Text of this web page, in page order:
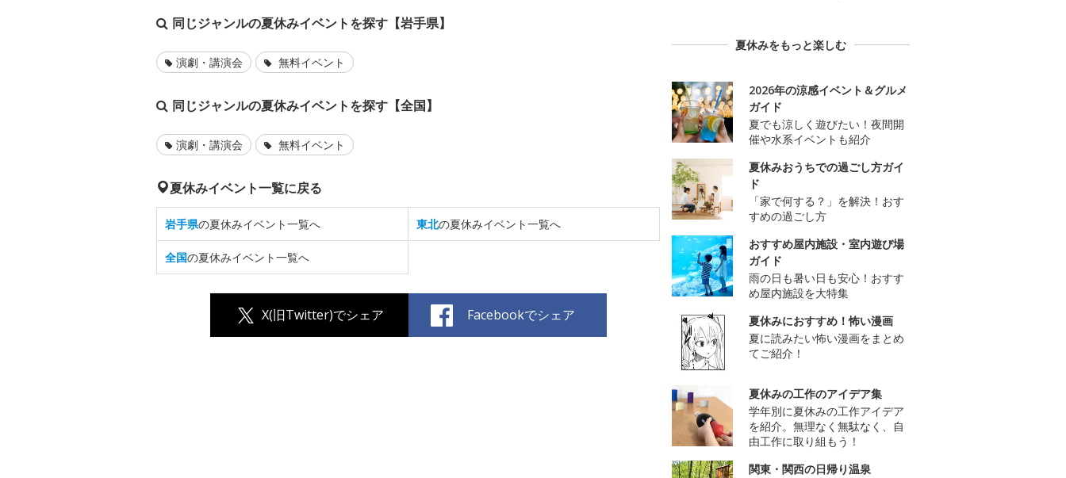
同じジャンルの夏休みイベントを探す【岩手県】
演劇・講演会 無料イベント
同じジャンルの夏休みイベントを探す【全国】
演劇・講演会 無料イベント
夏休みイベント一覧に戻る
岩手県の夏休みイベント一覧へ 東北の夏休みイベント一覧へ
全国の夏休みイベント一覧へ
X(旧Twitter)でシェア Facebookでシェア
夏休みをもっと楽しむ
2026年の涼感イベント＆グルメ
ガイド
夏でも涼しく遊びたい！夜間開
催や水系イベントも紹介
夏休みおうちでの過ごし方ガイ
ド
「家で何する？」を解決！おす
すめの過ごし方
おすすめ屋内施設・室内遊び場
ガイド
雨の日も暑い日も安心！おすす
め屋内施設を大特集
夏休みにおすすめ！怖い漫画
夏に読みたい怖い漫画をまとめ
てご紹介！
夏休みの工作のアイデア集
学年別に夏休みの工作アイデア
を紹介。無理なく無駄なく、自
由工作に取り組もう！
関東・関西の日帰り温泉